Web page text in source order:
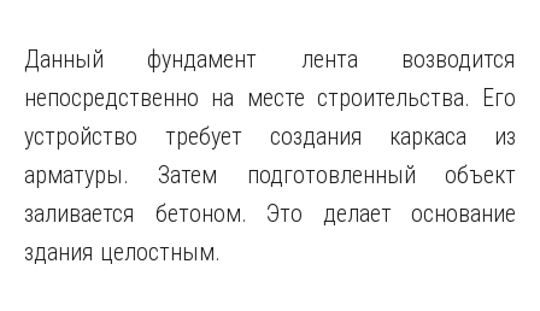
Данный фундамент лента возводится
непосредственно на месте строительства. Его
устройство требует создания каркаса из
арматуры. Затем подготовленный объект
заливается бетоном. Это делает основание
здания целостным.